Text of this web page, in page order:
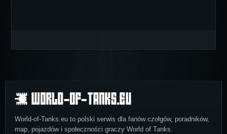
World-of-Tanks.eu to polski serwis dla fanów czołgów, poradników,
map, pojazdów i społeczności graczy World of Tanks.